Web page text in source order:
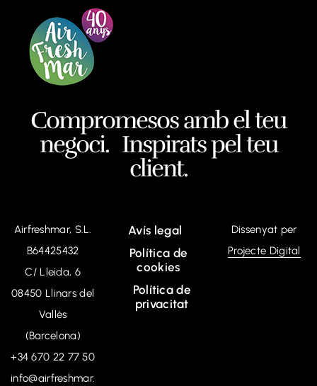
Compromesos amb el teu
negoci. Inspirats pel teu
client.
Airfreshmar, S.L.
B64425432
C/ Lleida, 6
08450 Llinars del
Vallès
(Barcelona)
+34670 22 77 50
info@airfreshmar.
Avís legal
Política de
cookies
Política de
privacitat
Dissenyat per
Projecte Digital